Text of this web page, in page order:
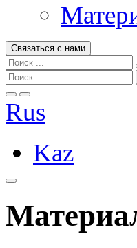
Связаться с нами
Rus
Kaz